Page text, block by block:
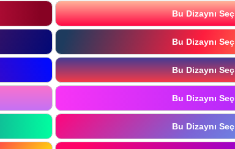
Bu Dizaynı Seç
Bu Dizaynı Seç
Bu Dizaynı Seç
Bu Dizaynı Seç
Bu Dizaynı Seç